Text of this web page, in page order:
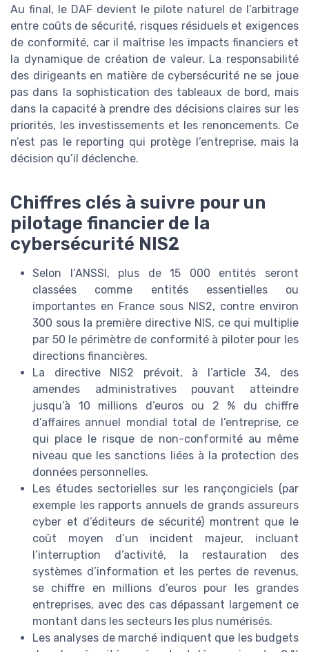
Au final, le DAF devient le pilote naturel de l’arbitrage
entre coûts de sécurité, risques résiduels et exigences
de conformité, car il maîtrise les impacts financiers et
la dynamique de création de valeur. La responsabilité
des dirigeants en matière de cybersécurité ne se joue
pas dans la sophistication des tableaux de bord, mais
dans la capacité à prendre des décisions claires sur les
priorités, les investissements et les renoncements. Ce
n’est pas le reporting qui protège l’entreprise, mais la
décision qu’il déclenche.
Chiffres clés à suivre pour un
pilotage financier de la
cybersécurité NIS2
Selon l’ANSSI, plus de 15 000 entités seront
classées comme entités essentielles ou
importantes en France sous NIS2, contre environ
300 sous la première directive NIS, ce qui multiplie
par 50 le périmètre de conformité à piloter pour les
directions financières.
La directive NIS2 prévoit, à l’article 34, des
amendes administratives pouvant atteindre
jusqu’à 10 millions d’euros ou 2 % du chiffre
d’affaires annuel mondial total de l’entreprise, ce
qui place le risque de non-conformité au même
niveau que les sanctions liées à la protection des
données personnelles.
Les études sectorielles sur les rançongiciels (par
exemple les rapports annuels de grands assureurs
cyber et d’éditeurs de sécurité) montrent que le
coût moyen d’un incident majeur, incluant
l’interruption d’activité, la restauration des
systèmes d’information et les pertes de revenus,
se chiffre en millions d’euros pour les grandes
entreprises, avec des cas dépassant largement ce
montant dans les secteurs les plus numérisés.
Les analyses de marché indiquent que les budgets